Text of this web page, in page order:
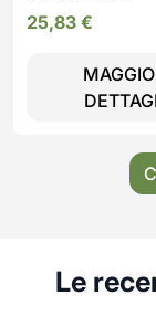
25,83 €
Le